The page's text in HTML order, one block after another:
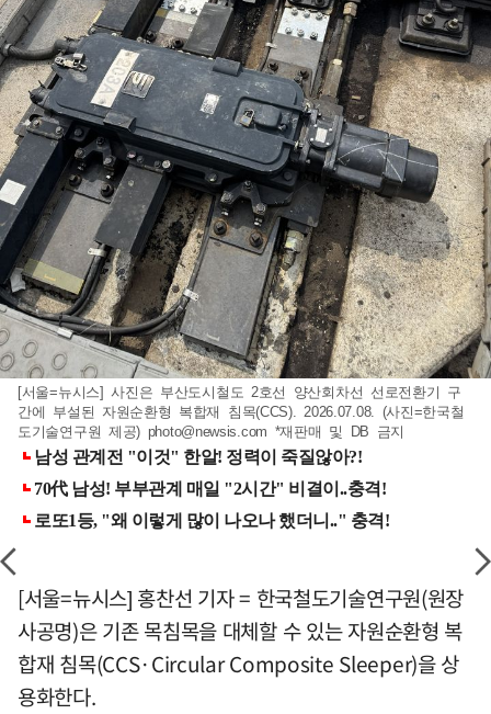
[서울=뉴시스] 사진은 부산도시철도 2호선 양산회차선 선로전환기 구
간에 부설된 자원순환형 복합재 침목(CCS). 2026.07.08. (사진=한국철
도기술연구원 제공) photo@newsis.com *재판매 및 DB 금지
[서울=뉴시스] 홍찬선 기자 = 한국철도기술연구원(원장
사공명)은 기존 목침목을 대체할 수 있는 자원순환형 복
합재 침목(CCS·Circular Composite Sleeper)을 상
용화한다.